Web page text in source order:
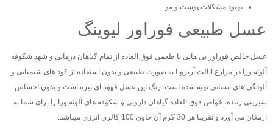
بهبود مشکلات پوست و مو
عسل طبیعی فوراور لیوینگ
عسل خالص فوراور بی هانی با طعمی فوق العاده از تمام گیاهان درمانی و شهد شکوفه
آلوئه ورا در مزارع ایالت آریزونا به صورت طبیعی و بدون استفاده از کود های شیمیایی و
آلودگی های انسانی تهیه شده است. رنگ این عسل قهوه ای تیره است و بدون احساس
شیرینی زننده، خواص فوق العاده گیاهان دارویی و شکوفه های آلوئه ورا را برای شما به
ارمغان می آورد و تقریبا هر 30 گرم آن حاوی 100 کالری انرژی میباشد.